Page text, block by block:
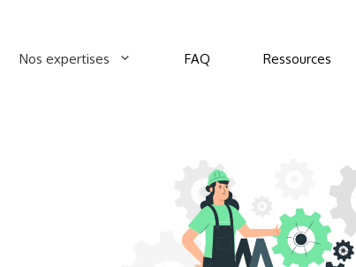
Nos expertises FAQ Ressources